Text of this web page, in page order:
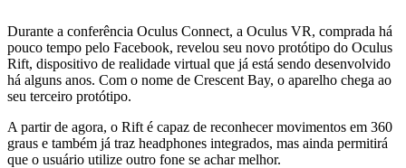
Durante a conferência Oculus Connect, a Oculus VR, comprada há
pouco tempo pelo Facebook, revelou seu novo protótipo do Oculus
Rift, dispositivo de realidade virtual que já está sendo desenvolvido
há alguns anos. Com o nome de Crescent Bay, o aparelho chega ao
seu terceiro protótipo.
A partir de agora, o Rift é capaz de reconhecer movimentos em 360
graus e também já traz headphones integrados, mas ainda permitirá
que o usuário utilize outro fone se achar melhor.